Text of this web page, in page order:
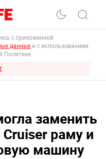
с приложенной
данных и с использованием
Политике.
заменить
раму и
машину